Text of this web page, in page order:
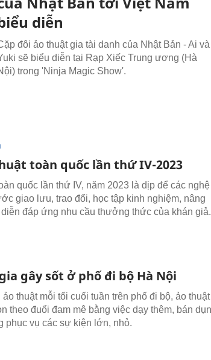
diễn
đôi ảo thuật gia tài danh của Nhật Bản - Ai và
sẽ biểu diễn tại Rạp Xiếc Trung ương (Hà
trong 'Ninja Magic Show'.
toàn quốc lần thứ IV-2023
quốc lần thứ IV, năm 2023 là dịp để các nghệ
giao lưu, trao đổi, học tập kinh nghiệm, nâng
đáp ứng nhu cầu thưởng thức của khán giả.
gây sốt ở phố đi bộ Hà Nội
thuật mỗi tối cuối tuần trên phố đi bộ, ảo thuật
theo đuổi đam mê bằng việc dạy thêm, bán
phục vụ các sự kiện lớn, nhỏ.